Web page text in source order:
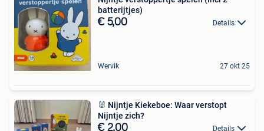
batterijtjes)
€ 5,00 Details
Wervik 27 okt 25
🐰 Nijntje Kiekeboe: Waar verstopt
Nijntje zich?
€ 2,00 Details